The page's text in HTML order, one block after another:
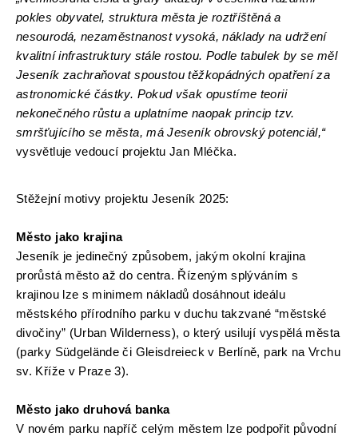
pokles obyvatel, struktura města je roztříštěná a
nesourodá, nezaměstnanost vysoká, náklady na udržení
kvalitní infrastruktury stále rostou. Podle tabulek by se měl
Jeseník zachraňovat spoustou těžkopádných opatření za
astronomické částky. Pokud však opustíme teorii
nekonečného růstu a uplatníme naopak princip tzv.
smršťujícího se města, má Jeseník obrovský potenciál,“
vysvětluje vedoucí projektu Jan Mléčka.
Stěžejní motivy projektu Jeseník 2025:
Město jako krajina
Jeseník je jedinečný způsobem, jakým okolní krajina
prorůstá město až do centra. Řízeným splýváním s
krajinou lze s minimem nákladů dosáhnout ideálu
městského přírodního parku v duchu takzvané “městské
divočiny” (Urban Wilderness), o který usilují vyspělá města
(parky Südgelände či Gleisdreieck v Berlíně, park na Vrchu
sv. Kříže v Praze 3).
Město jako druhová banka
V novém parku napříč celým městem lze podpořit původní